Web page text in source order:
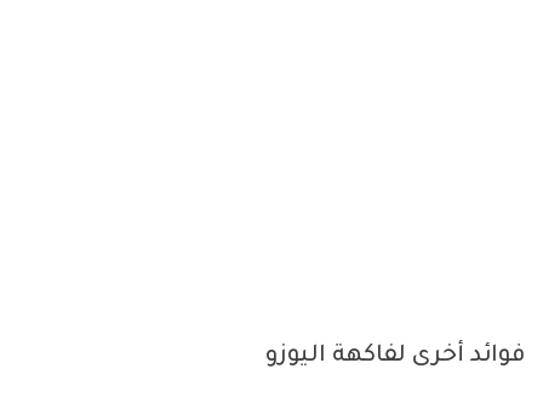
فوائد أخرى لفاكهة اليوزو